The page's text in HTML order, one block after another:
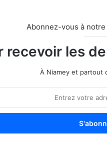
Abonnez-vous à
recevoir les
À Niamey et partout